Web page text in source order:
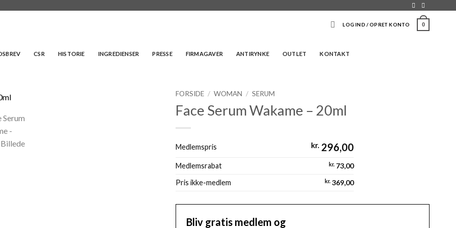
LOG IND / OPRET KONTO 0
CSR HISTORIE INGREDIENSER PRESSE FIRMAGAVER ANTIRYNKE OUTLET KONTAKT
FORSIDE / WOMAN / SERUM
Face Serum Wakame – 20ml
Medlemspris kr.296,00
Medlemsrabat kr.73,00
Pris ikke-medlem
kr.369,00
Bliv gratis medlem og